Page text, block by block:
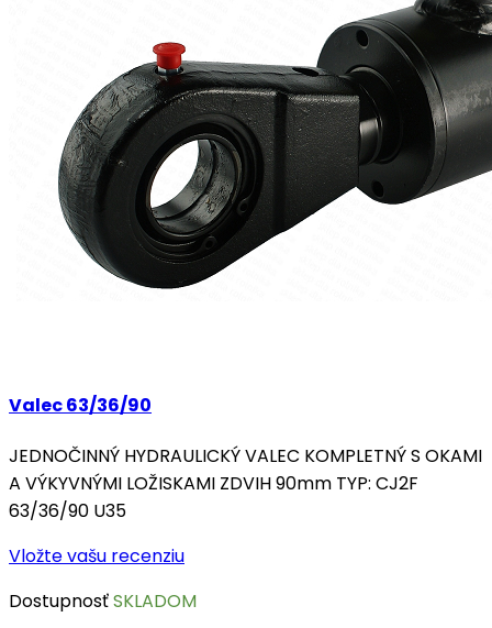
Valec 63/36/90
JEDNOČINNÝ HYDRAULICKÝ VALEC KOMPLETNÝ S OKAMI
A VÝKYVNÝMI LOŽISKAMI ZDVIH 90mm TYP: CJ2F
63/36/90 U35
Vložte vašu recenziu
DostupnosťSKLADOM